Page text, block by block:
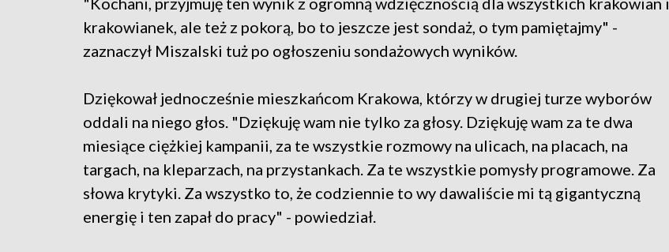
krakowianek, ale też z pokorą, bo to jeszcze jest sondaż, o tym pamiętajmy" -
zaznaczył Miszalski tuż po ogłoszeniu sondażowych wyników.
Dziękował jednocześnie mieszkańcom Krakowa, którzy w drugiej turze wyborów
oddali na niego głos. "Dziękuję wam nie tylko za głosy. Dziękuję wam za te dwa
miesiące ciężkiej kampanii, za te wszystkie rozmowy na ulicach, na placach, na
targach, na kleparzach, na przystankach. Za te wszystkie pomysły programowe. Za
słowa krytyki. Za wszystko to, że codziennie to wy dawaliście mi tą gigantyczną
energię i ten zapał do pracy" - powiedział.